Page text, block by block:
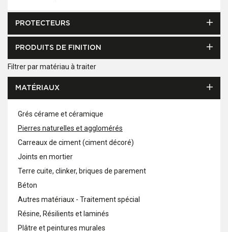
PROTECTEURS
PRODUITS DE FINITION
Filtrer par matériau à traiter
MATÉRIAUX
Grés cérame et céramique
Pierres naturelles et agglomérés
Carreaux de ciment (ciment décoré)
Joints en mortier
Terre cuite, clinker, briques de parement
Béton
Autres matériaux - Traitement spécial
Résine, Résilients et laminés
Plâtre et peintures murales